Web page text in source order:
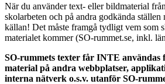
När du använder text- eller bildmaterial
skolarbeten och på andra godkända ställen
källan! Det måste framgå tydligt vem som
materialet kommer (SO-rummet.se, inkl.
SO-rummets texter får INTE användas
material på andra webbplatser,
interna nätverk o.s.v. utanför SO-